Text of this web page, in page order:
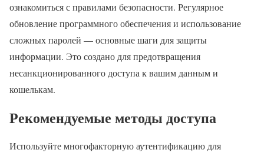
ознакомиться с правилами безопасности. Регулярное
обновление программного обеспечения и использование
сложных паролей — основные шаги для защиты
информации. Это создано для предотвращения
несанкционированного доступа к вашим данным и
кошелькам.
Рекомендуемые методы доступа
Используйте многофакторную аутентификацию для